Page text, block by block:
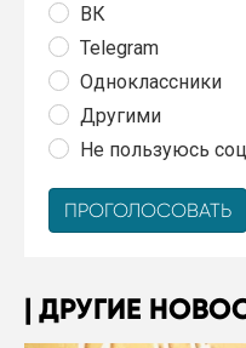
ВК
Telegram
Одноклассники
Другими
Не пользуюсь
ДРУГИЕ